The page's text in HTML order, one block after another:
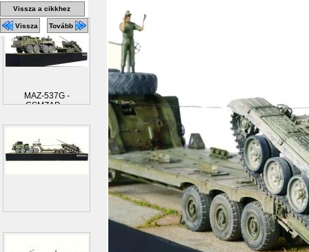
Vissza a cikkhez
Vissza Tovább
MAZ-537G -
CSMZAP-...